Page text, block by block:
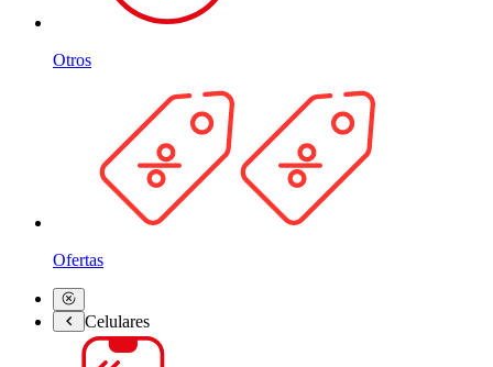
Otros
Ofertas
Celulares